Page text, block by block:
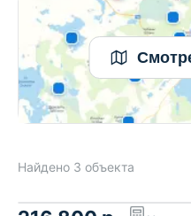
Найдено 3 объекта